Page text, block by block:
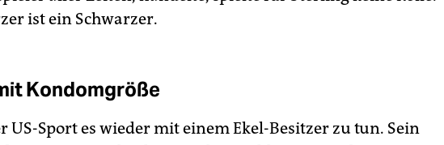
ist ein Schwarzer.
Kondomgröße
US-Sport es wieder mit einem Ekel-Besitzer zu tun. Sein